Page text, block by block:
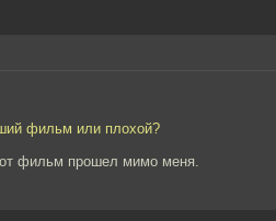
фильм или плохой?
фильм прошел мимо меня.